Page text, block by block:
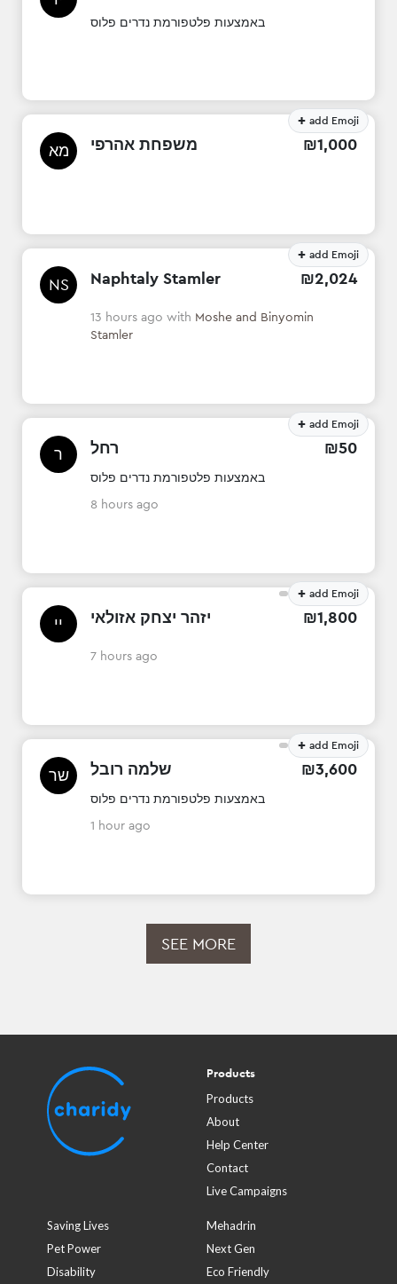
באמצעות פלטפורמת נדרים פלוס
מא משפחת אהרפי ₪1,000
+ add Emoji
NS Naphtaly Stamler ₪2,024
13 hours ago with Moshe and Binyomin
Stamler
+ add Emoji
ר רחל ₪50
באמצעות פלטפורמת נדרים פלוס
8 hours ago
+ add Emoji
יי יזהר יצחק אזולאי ₪1,800
7 hours ago
+ add Emoji
שר שלמה רובל ₪3,600
באמצעות פלטפורמת נדרים פלוס
1 hour ago
+ add Emoji
SEE MORE
Products
Products
About
Help Center
Contact
Live Campaigns
Saving Lives
Mehadrin
Pet Power
Next Gen
Disability
Eco Friendly